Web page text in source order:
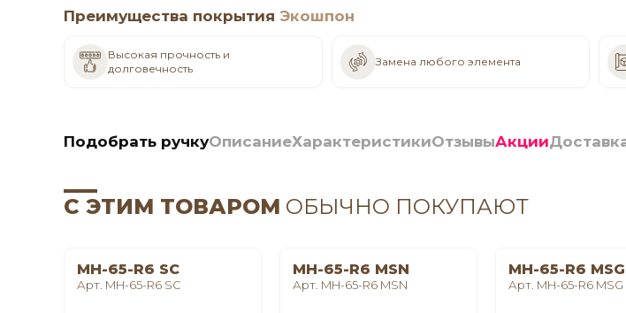
Преимущества покрытия Экошпон
Высокая прочность и
долговечность
Замена любого элемента
Подобрать ручкуОписаниеХарактеристикиОтзывыАкции
С ЭТИМ ТОВАРОМ ОБЫЧНО ПОКУПАЮТ
MH-65-R6 SC
Арт. MH-65-R6 SC
MH-65-R6 MSN
Арт. MH-65-R6 MSN
MH-65-R6 MSG
Арт. MH-65-R6 MSG